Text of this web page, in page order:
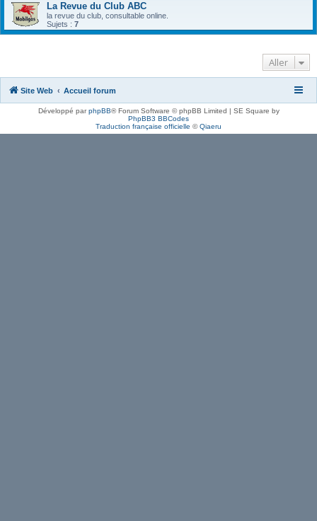
La Revue du Club ABC
la revue du club, consultable online.
Sujets : 7
Aller
Site Web Accueil forum
Développé parphpBB® Forum Software © phpBB Limited | SE Square by
PhpBB3 BBCodes
Traduction française officielle ©Qiaeru